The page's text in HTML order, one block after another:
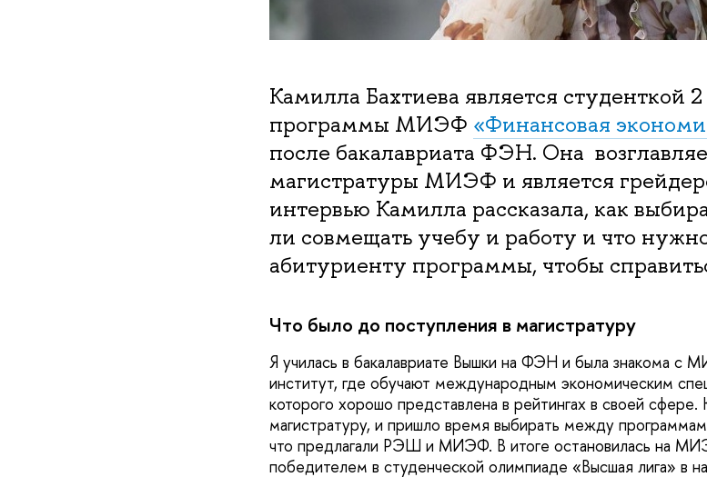
Камилла Бахтиева является студенткой
программы МИЭФ «Финансовая
после бакалавриата ФЭН. Она
магистратуры МИЭФ и является
интервью Камилла рассказала, как
ли совмещать учебу и работу и что
абитуриенту программы, чтобы
Что было до поступления в магистратуру
Я училась в бакалавриате Вышки на ФЭН и была знакома с
институт, где обучают международным экономическим
которого хорошо представлена в рейтингах в своей сфере.
магистратуру, и пришло время выбирать между
что предлагали РЭШ и МИЭФ. В итоге остановилась на
победителем в студенческой олимпиаде «Высшая лига» в